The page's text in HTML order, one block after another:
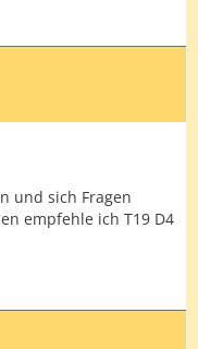
und sich Fragen
empfehle ich T19 D4